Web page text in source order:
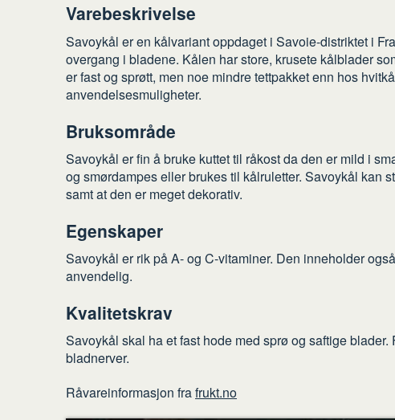
Varebeskrivelse
Savoykål er en kålvariant oppdaget i Savoie-distriktet i
overgang i bladene. Kålen har store, krusete kålblader
er fast og sprøtt, men noe mindre tettpakket enn hos
anvendelsesmuligheter.
Bruksområde
Savoykål er fin å bruke kuttet til råkost da den er mild i
og smørdampes eller brukes til kålruletter. Savoykål kan
samt at den er meget dekorativ.
Egenskaper
Savoykål er rik på A- og C-vitaminer. Den inneholder
anvendelig.
Kvalitetskrav
Savoykål skal ha et fast hode med sprø og saftige
bladnerver.
Råvareinformasjon frafrukt.no